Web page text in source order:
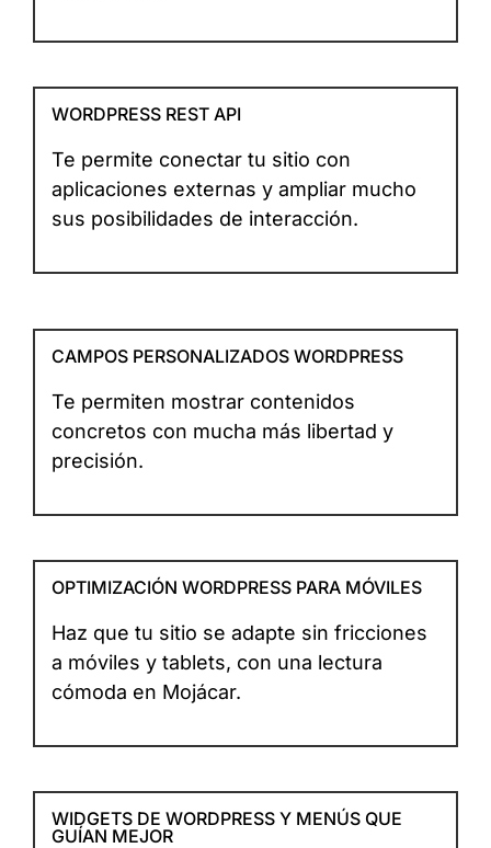
WORDPRESS REST API
Te permite conectar tu sitio con
aplicaciones externas y ampliar mucho
sus posibilidades de interacción.
CAMPOS PERSONALIZADOS WORDPRESS
Te permiten mostrar contenidos
concretos con mucha más libertad y
precisión.
OPTIMIZACIÓN WORDPRESS PARA MÓVILES
Haz que tu sitio se adapte sin fricciones
a móviles y tablets, con una lectura
cómoda en Mojácar.
WIDGETS DE WORDPRESS Y MENÚS QUE
GUÍAN MEJOR